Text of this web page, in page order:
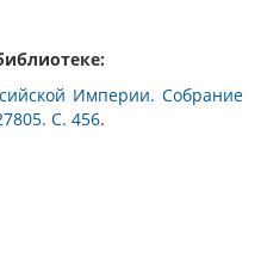
Империи. Собрание
С. 456.